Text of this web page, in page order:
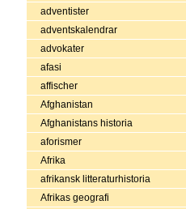
adventister
adventskalendrar
advokater
afasi
affischer
Afghanistan
Afghanistans historia
aforismer
Afrika
afrikansk litteraturhistoria
Afrikas geografi